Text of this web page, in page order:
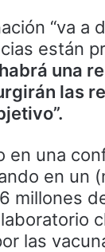
“va a
están
una
las
en una
en un
millones
las